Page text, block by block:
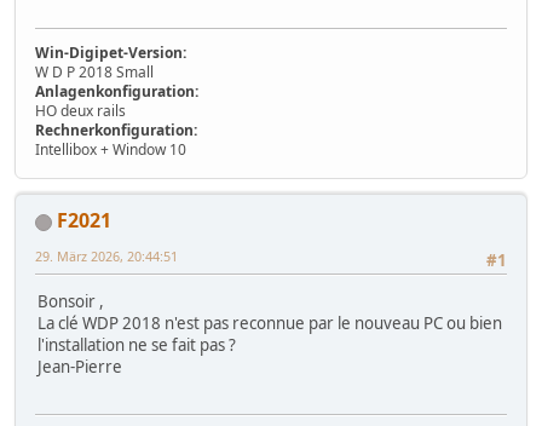
Win-Digipet-Version:
W D P 2018 Small
Anlagenkonfiguration:
HO deux rails
Rechnerkonfiguration:
Intellibox + Window 10
F2021
#1
29. März 2026, 20:44:51
Bonsoir ,
La clé WDP 2018 n'est pas reconnue par le nouveau PC ou bien
l'installation ne se fait pas ?
Jean-Pierre